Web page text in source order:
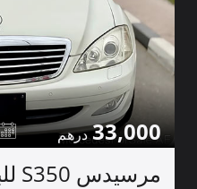
33,000
مرسيدس S350 للبيع